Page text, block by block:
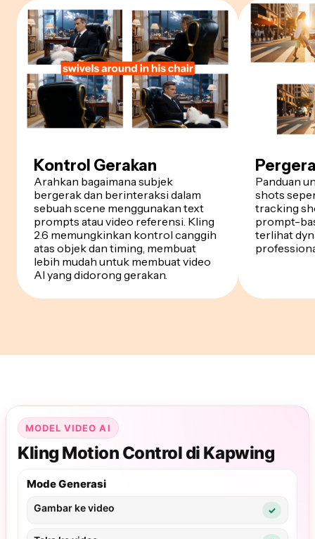
Kontrol Gerakan
Arahkan bagaimana subjek
bergerak dan berinteraksi dalam
sebuah scene menggunakan text
prompts atau video referensi. Kling
2.6 memungkinkan kontrol canggih
atas objek dan timing, membuat
lebih mudah untuk membuat video
AI yang didorong gerakan.
Panduan
shots
tracking
prompt-
terlihat